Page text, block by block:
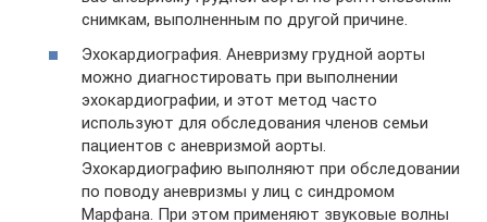
снимкам, выполненным по другой причине.
Эхокардиография. Аневризму грудной аорты
можно диагностировать при выполнении
эхокардиографии, и этот метод часто
используют для обследования членов семьи
пациентов с аневризмой аорты.
Эхокардиографию выполняют при обследовании
по поводу аневризмы у лиц с синдромом
Марфана. При этом применяют звуковые волны